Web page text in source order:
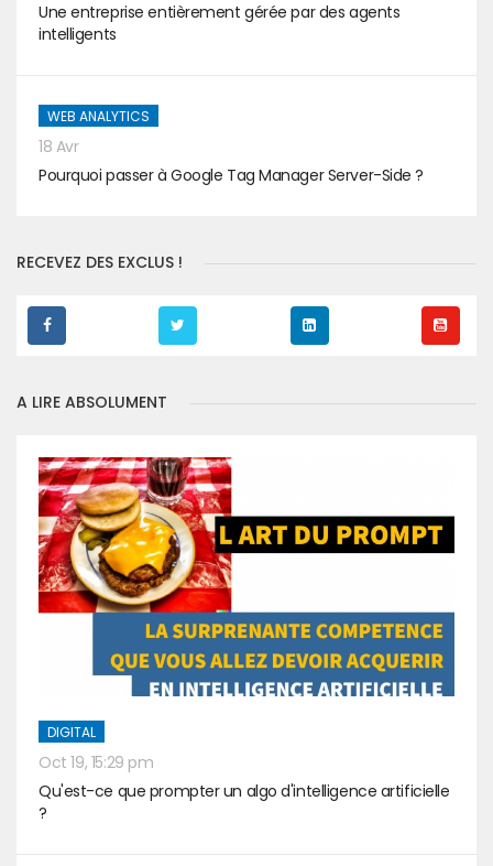
Une entreprise entièrement gérée par des agents
intelligents
WEB ANALYTICS
18 Avr
Pourquoi passer à Google Tag Manager Server-Side ?
RECEVEZ DES EXCLUS !
A LIRE ABSOLUMENT
DIGITAL
Oct 19, 15:29 pm
Qu'est-ce que prompter un algo d'intelligence artificielle
?